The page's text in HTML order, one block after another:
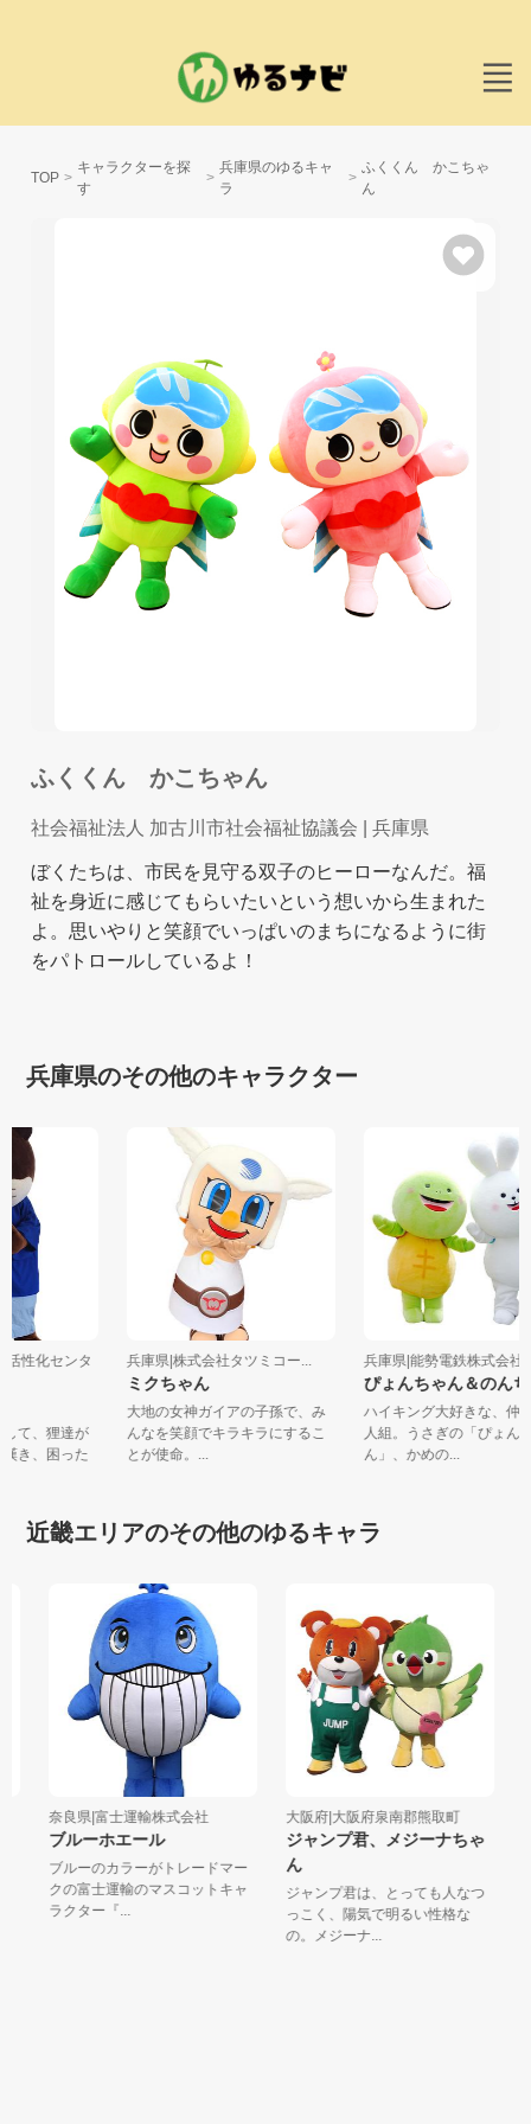
TOP
キャラクターを探
す
兵庫県のゆるキャ
ラ
ふくくん かこちゃ
ん
ふくくん かこちゃん
社会福祉法人 加古川市社会福祉協議会 | 兵庫県
ぼくたちは、市民を見守る双子のヒーローなんだ。福
祉を身近に感じてもらいたいという想いから生まれた
よ。思いやりと笑顔でいっぱいのまちになるように街
をパトロールしているよ！
兵庫県のその他のキャラクター
活性化センタ
して、狸達が
嘆き、困った
兵庫県|株式会社タツミコー...
ミクちゃん
大地の女神ガイアの子孫で、み
んなを笑顔でキラキラにするこ
とが使命。...
兵庫県|能勢電鉄株式会
ぴょんちゃん＆のん
ハイキング大好きな、
人組。うさぎの「ぴょ
ん」、かめの...
近畿エリアのその他のゆるキャラ
奈良県|富士運輸株式会社
ブルーホエール
ブルーのカラーがトレードマー
クの富士運輸のマスコットキャ
ラクター『...
大阪府|大阪府泉南郡熊取町
ジャンプ君、メジーナちゃ
ん
ジャンプ君は、とっても人なつ
っこく、陽気で明るい性格な
の。メジーナ...